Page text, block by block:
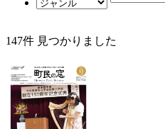
147件 見つかりました